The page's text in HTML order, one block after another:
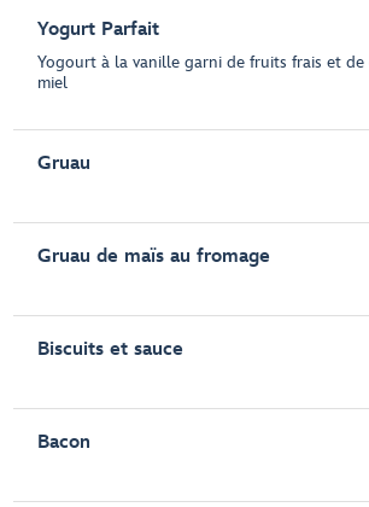
Yogurt Parfait
Yogourt à la vanille garni de fruits frais et de
miel
Gruau
Gruau de maïs au fromage
Biscuits et sauce
Bacon